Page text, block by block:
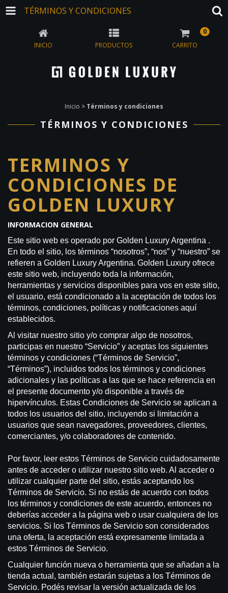
TÉRMINOS Y CONDICIONES
INICIO PRODUCTOS CARRITO
0
Inicio > Términos y condiciones
TÉRMINOS Y CONDICIONES
TERMINOS Y
CONDICIONES DE
GOLDEN LUXURY
INFORMACION GENERAL
Este sitio web es operado por Golden Luxury Argentina .
En todo el sitio, los términos “nosotros”, “nos” y “nuestro” se
refieren a Golden Luxury Argentina. Golden Luxury ofrece
este sitio web, incluyendo toda la información,
herramientas y servicios disponibles para vos en este sitio,
el usuario, está condicionado a la aceptación de todos los
términos, condiciones, políticas y notificaciones aquí
establecidos.
Al visitar nuestro sitio y/o comprar algo de nosotros,
participas en nuestro “Servicio” y aceptas los siguientes
términos y condiciones (“Términos de Servicio”,
“Términos”), incluidos todos los términos y condiciones
adicionales y las políticas a las que se hace referencia en
el presente documento y/o disponible a través de
hipervínculos. Estas Condiciones de Servicio se aplican a
todos los usuarios del sitio, incluyendo si limitación a
usuarios que sean navegadores, proveedores, clientes,
comerciantes, y/o colaboradores de contenido.
Por favor, leer estos Términos de Servicio cuidadosamente
antes de acceder o utilizar nuestro sitio web. Al acceder o
utilizar cualquier parte del sitio, estás aceptando los
Términos de Servicio. Si no estás de acuerdo con todos
los términos y condiciones de este acuerdo, entonces no
deberías acceder a la página web o usar cualquiera de los
servicios. Si los Términos de Servicio son considerados
una oferta, la aceptación está expresamente limitada a
estos Términos de Servicio.
Cualquier función nueva o herramienta que se añadan a la
tienda actual, también estarán sujetas a los Términos de
Servicio. Podés revisar la versión actualizada de los